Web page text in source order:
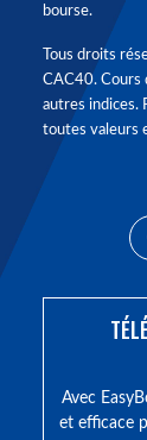
bourse.
Tous droits
CAC40. Cours
autres indices.
toutes valeurs
Avec
et efficace